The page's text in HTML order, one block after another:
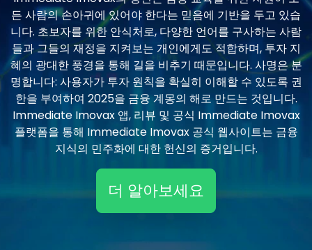
든 사람의 손아귀에 있어야 한다는 믿음에 기반을 두고 있습
니다. 초보자를 위한 안식처로, 다양한 언어를 구사하는 사람
들과 그들의 재정을 지켜보는 개인에게도 적합하며, 투자 지
혜의 광대한 풍경을 통해 길을 비추기 때문입니다. 사명은 분
명합니다: 사용자가 투자 원칙을 확실히 이해할 수 있도록 권
한을 부여하여 2025을 금융 계몽의 해로 만드는 것입니다.
Immediate Imovax 앱, 리뷰 및 공식 Immediate Imovax
플랫폼을 통해 Immediate Imovax 공식 웹사이트는 금융
지식의 민주화에 대한 헌신의 증거입니다.
더 알아보세요